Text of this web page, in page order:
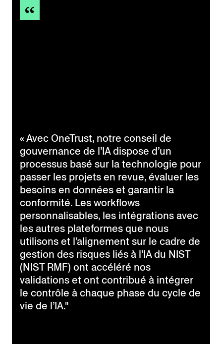
« Avec OneTrust, notre conseil de
gouvernance de l’IA dispose d’un
processus basé sur la technologie pour
passer les projets en revue, évaluer les
besoins en données et garantir la
conformité. Les workflows
personnalisables, les intégrations avec
les autres plateformes que nous
utilisons et l’alignement sur le cadre de
gestion des risques liés à l’IA du NIST
(NIST RMF) ont accéléré nos
validations et ont contribué à intégrer
le contrôle à chaque phase du cycle de
vie de l’IA."